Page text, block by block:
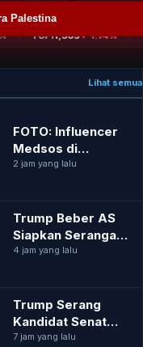
Lihat semua
FOTO: Influencer
Medsos di
Meksiko Tewas
2 jam yang lalu
Trump Beber AS
Siapkan Serangan
ke Iran Melebihi
4 jam yang lalu
Trump Serang
Kandidat Senat
Muslim Michigan:
7 jam yang lalu
Palestina